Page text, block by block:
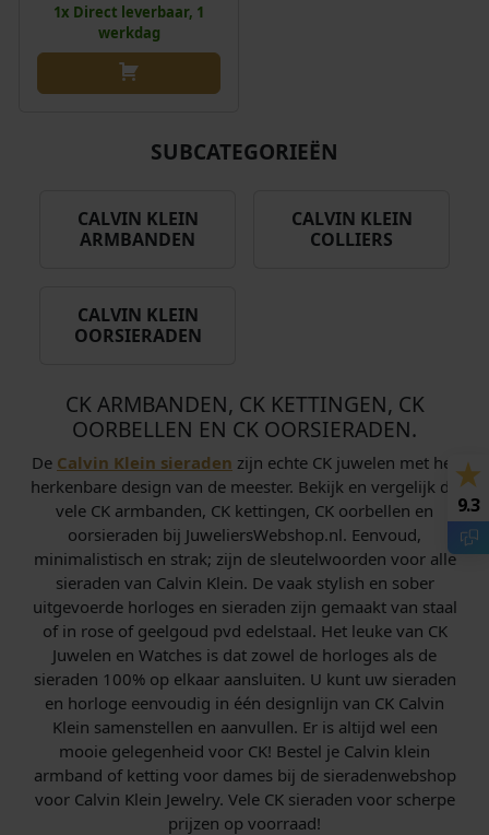
o
n
e
i
e
j
a
s
:
€
1
2
9
,
0
0
.
s
0
.
1x Direct leverbaar, 1
werkdag
SUBCATEGORIEËN
CALVIN KLEIN
ARMBANDEN
CALVIN KLEIN
COLLIERS
CALVIN KLEIN
OORSIERADEN
CK ARMBANDEN, CK KETTINGEN, CK
OORBELLEN EN CK OORSIERADEN.
De Calvin Klein sieraden zijn echte CK juwelen met het
herkenbare design van de meester. Bekijk en vergelijk de
vele CK armbanden, CK kettingen, CK oorbellen en
oorsieraden bij JuweliersWebshop.nl. Eenvoud,
minimalistisch en strak; zijn de sleutelwoorden voor alle
sieraden van Calvin Klein. De vaak stylish en sober
uitgevoerde horloges en sieraden zijn gemaakt van staal
of in rose of geelgoud pvd edelstaal. Het leuke van CK
Juwelen en Watches is dat zowel de horloges als de
sieraden 100% op elkaar aansluiten. U kunt uw sieraden
en horloge eenvoudig in één designlijn van CK Calvin
Klein samenstellen en aanvullen. Er is altijd wel een
mooie gelegenheid voor CK! Bestel je Calvin klein
armband of ketting voor dames bij de sieradenwebshop
voor Calvin Klein Jewelry. Vele CK sieraden voor scherpe
prijzen op voorraad!
9.3